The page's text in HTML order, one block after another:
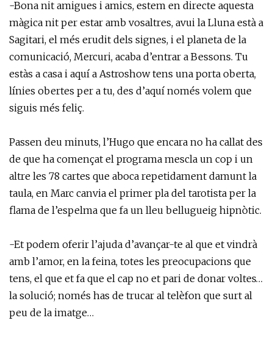
-Bona nit amigues i amics, estem en directe aquesta
màgica nit per estar amb vosaltres, avui la Lluna està a
Sagitari, el més erudit dels signes, i el planeta de la
comunicació, Mercuri, acaba d’entrar a Bessons. Tu
estàs a casa i aquí a Astroshow tens una porta oberta,
línies obertes per a tu, des d’aquí només volem que
siguis més feliç.
Passen deu minuts, l’Hugo que encara no ha callat des
de que ha començat el programa mescla un cop i un
altre les 78 cartes que aboca repetidament damunt la
taula, en Marc canvia el primer pla del tarotista per la
flama de l’espelma que fa un lleu bellugueig hipnòtic.
-Et podem oferir l’ajuda d’avançar-te al que et vindrà
amb l’amor, en la feina, totes les preocupacions que
tens, el que et fa que el cap no et pari de donar voltes…
la solució; només has de trucar al telèfon que surt al
peu de la imatge…